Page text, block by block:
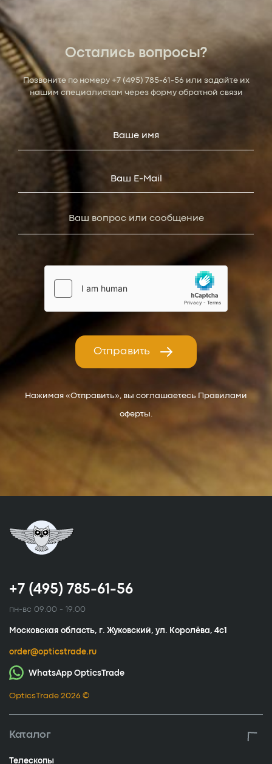
Остались вопросы?
Позвоните по номеру +7 (495) 785-61-56 или задайте их
нашим специалистам через форму обратной связи
Отправить
Нажимая «Отправить», вы соглашаетесь Правилами
оферты.
+7 (495) 785-61-56
пн-вс 09.00 - 19.00
Московская область, г. Жуковский, ул. Королёва, 4с1
order@opticstrade.ru
WhatsApp OpticsTrade
OpticsTrade 2026 ©
Каталог
Телескопы